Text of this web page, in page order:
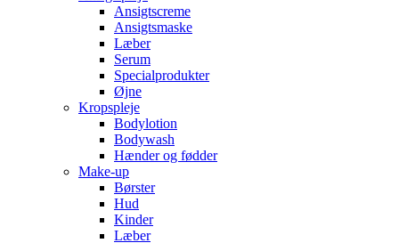
Ansigtscreme
Ansigtsmaske
Læber
Serum
Specialprodukter
Øjne
Kropspleje
Bodylotion
Bodywash
Hænder og fødder
Make-up
Børster
Hud
Kinder
Læber